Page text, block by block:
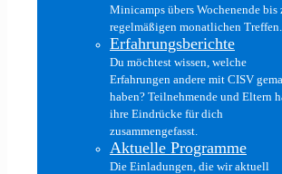
Minicamps übers Wochenende bis
regelmäßigen monatlichen Treffen.
Erfahrungsberichte
Du möchtest wissen, welche
Erfahrungen andere mit CISV
haben? Teilnehmende und Eltern
ihre Eindrücke für dich
zusammengefasst.
Aktuelle Programme
Die Einladungen, die wir aktuell